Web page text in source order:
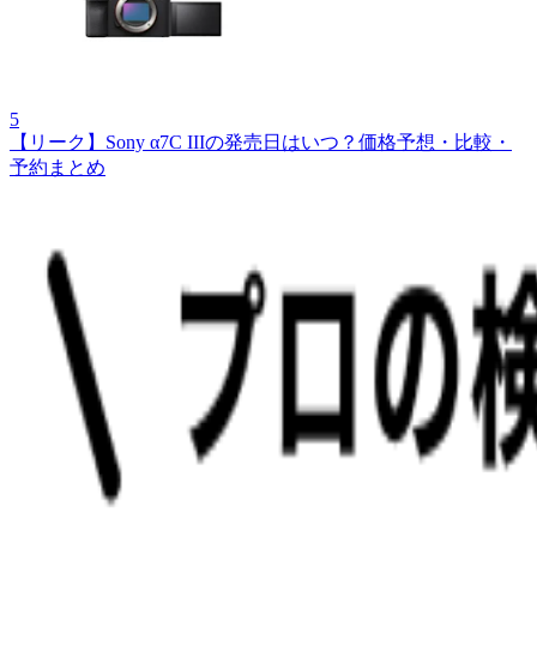
5
【リーク】Sony α7C IIIの発売日はいつ？価格予想・比較・
予約まとめ